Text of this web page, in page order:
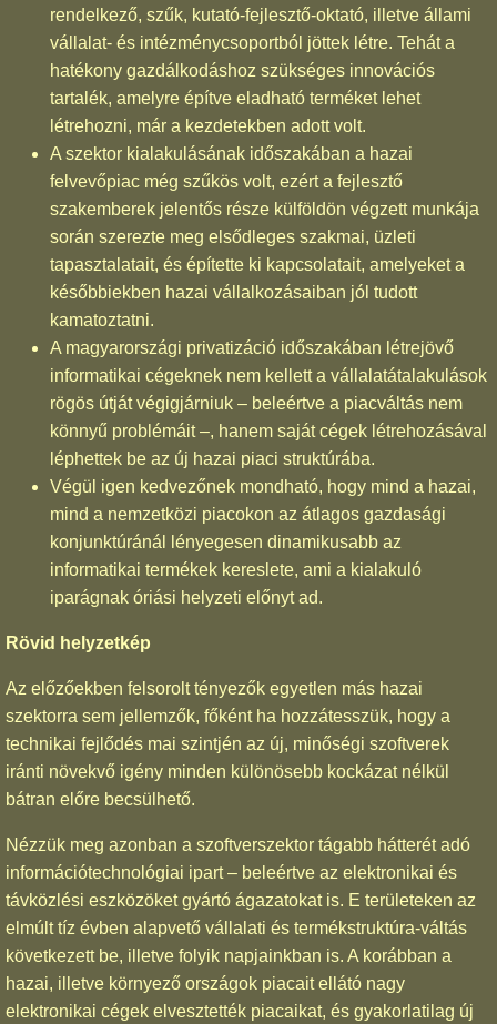
rendelkező, szűk, kutató-fejlesztő-oktató, illetve állami
vállalat- és intézménycsoportból jöttek létre. Tehát a
hatékony gazdálkodáshoz szükséges innovációs
tartalék, amelyre építve eladható terméket lehet
létrehozni, már a kezdetekben adott volt.
A szektor kialakulásának időszakában a hazai
felvevőpiac még szűkös volt, ezért a fejlesztő
szakemberek jelentős része külföldön végzett munkája
során szerezte meg elsődleges szakmai, üzleti
tapasztalatait, és építette ki kapcsolatait, amelyeket a
későbbiekben hazai vállalkozásaiban jól tudott
kamatoztatni.
A magyarországi privatizáció időszakában létrejövő
informatikai cégeknek nem kellett a vállalatátalakulások
rögös útját végigjárniuk – beleértve a piacváltás nem
könnyű problémáit –, hanem saját cégek létrehozásával
léphettek be az új hazai piaci struktúrába.
Végül igen kedvezőnek mondható, hogy mind a hazai,
mind a nemzetközi piacokon az átlagos gazdasági
konjunktúránál lényegesen dinamikusabb az
informatikai termékek kereslete, ami a kialakuló
iparágnak óriási helyzeti előnyt ad.
Rövid helyzetkép
Az előzőekben felsorolt tényezők egyetlen más hazai
szektorra sem jellemzők, főként ha hozzátesszük, hogy a
technikai fejlődés mai szintjén az új, minőségi szoftverek
iránti növekvő igény minden különösebb kockázat nélkül
bátran előre becsülhető.
Nézzük meg azonban a szoftverszektor tágabb hátterét adó
információtechnológiai ipart – beleértve az elektronikai és
távközlési eszközöket gyártó ágazatokat is. E területeken az
elmúlt tíz évben alapvető vállalati és termékstruktúra-váltás
következett be, illetve folyik napjainkban is. A korábban a
hazai, illetve környező országok piacait ellátó nagy
elektronikai cégek elvesztették piacaikat, és gyakorlatilag új